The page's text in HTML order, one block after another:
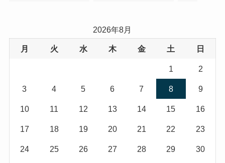
2026年8月
月 火 水 木 金 土 日
1 2
3 4 5 6 7 8 9
10 11 12 13 14 15 16
17 18 19 20 21 22 23
24 25 26 27 28 29 30